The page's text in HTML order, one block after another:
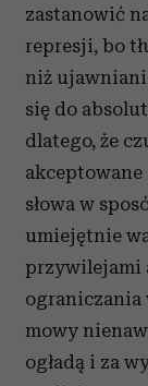
zastanowić
represji, bo
niż
się do
dlatego, że
słowa w
umiejętnie
przywilejami
ograniczania
mowy
ogładą i za